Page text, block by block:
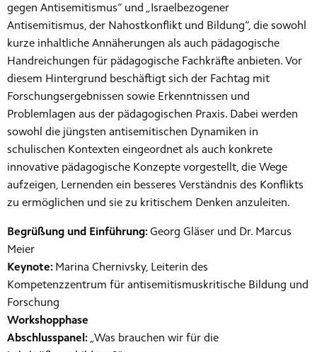
gegen Antisemitismus“ und „Israelbezogener
Antisemitismus, der Nahostkonflikt und Bildung“, die sowohl
kurze inhaltliche Annäherungen als auch pädagogische
Handreichungen für pädagogische Fachkräfte anbieten. Vor
diesem Hintergrund beschäftigt sich der Fachtag mit
Forschungsergebnissen sowie Erkenntnissen und
Problemlagen aus der pädagogischen Praxis. Dabei werden
sowohl die jüngsten antisemitischen Dynamiken in
schulischen Kontexten eingeordnet als auch konkrete
innovative pädagogische Konzepte vorgestellt, die Wege
aufzeigen, Lernenden ein besseres Verständnis des Konflikts
zu ermöglichen und sie zu kritischem Denken anzuleiten.
Begrüßung und Einführung: Georg Gläser und Dr. Marcus
Meier
Keynote: Marina Chernivsky, Leiterin des
Kompetenzzentrum für antisemitismuskritische Bildung und
Forschung
Workshopphase
Abschlusspanel: „Was brauchen wir für die